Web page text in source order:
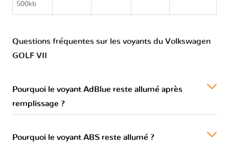
500kb
Questions fréquentes sur les voyants du Volkswagen
GOLF VII
Pourquoi le voyant AdBlue reste allumé après
remplissage ?
Pourquoi le voyant ABS reste allumé ?